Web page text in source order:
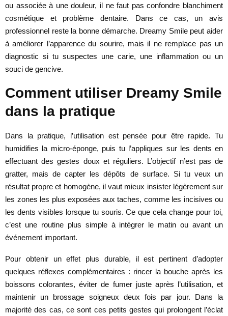
ou associée à une douleur, il ne faut pas confondre blanchiment
cosmétique et problème dentaire. Dans ce cas, un avis
professionnel reste la bonne démarche. Dreamy Smile peut aider
à améliorer l’apparence du sourire, mais il ne remplace pas un
diagnostic si tu suspectes une carie, une inflammation ou un
souci de gencive.
Comment utiliser Dreamy Smile
dans la pratique
Dans la pratique, l’utilisation est pensée pour être rapide. Tu
humidifies la micro-éponge, puis tu l’appliques sur les dents en
effectuant des gestes doux et réguliers. L’objectif n’est pas de
gratter, mais de capter les dépôts de surface. Si tu veux un
résultat propre et homogène, il vaut mieux insister légèrement sur
les zones les plus exposées aux taches, comme les incisives ou
les dents visibles lorsque tu souris. Ce que cela change pour toi,
c’est une routine plus simple à intégrer le matin ou avant un
événement important.
Pour obtenir un effet plus durable, il est pertinent d’adopter
quelques réflexes complémentaires : rincer la bouche après les
boissons colorantes, éviter de fumer juste après l’utilisation, et
maintenir un brossage soigneux deux fois par jour. Dans la
majorité des cas, ce sont ces petits gestes qui prolongent l’éclat